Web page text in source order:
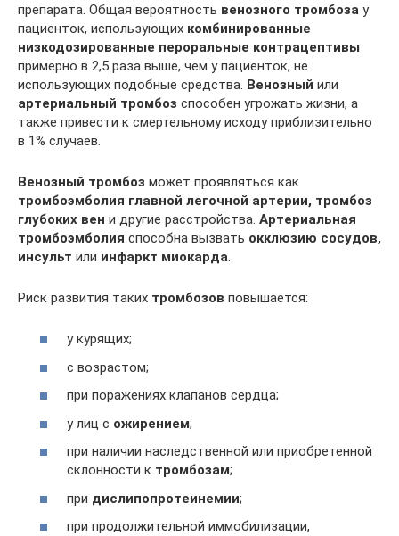
препарата. Общая вероятность венозного тромбоза у
пациенток, использующих комбинированные
низкодозированные пероральные контрацептивы
примерно в 2,5 раза выше, чем у пациенток, не
использующих подобные средства. Венозный или
артериальный тромбоз способен угрожать жизни, а
также привести к смертельному исходу приблизительно
в 1% случаев.
Венозный тромбоз может проявляться как
тромбоэмболия главной легочной артерии, тромбоз
глубоких вен и другие расстройства. Артериальная
тромбоэмболия способна вызвать окклюзию сосудов,
инсульт или инфаркт миокарда.
Риск развития таких тромбозов повышается:
у курящих;
с возрастом;
при поражениях клапанов сердца;
у лиц с ожирением;
при наличии наследственной или приобретенной
склонности к тромбозам;
при дислипопротеинемии;
при продолжительной иммобилизации,